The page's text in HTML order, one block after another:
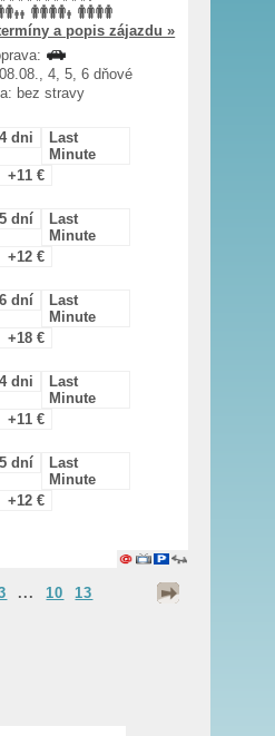
a popis zájazdu »
4, 5, 6 dňové
bez stravy
4 dni
Last
Minute
+11 €
5 dní
Last
Minute
+12 €
6 dní
Last
Minute
+18 €
4 dni
Last
Minute
+11 €
5 dní
Last
Minute
+12 €
...10 13